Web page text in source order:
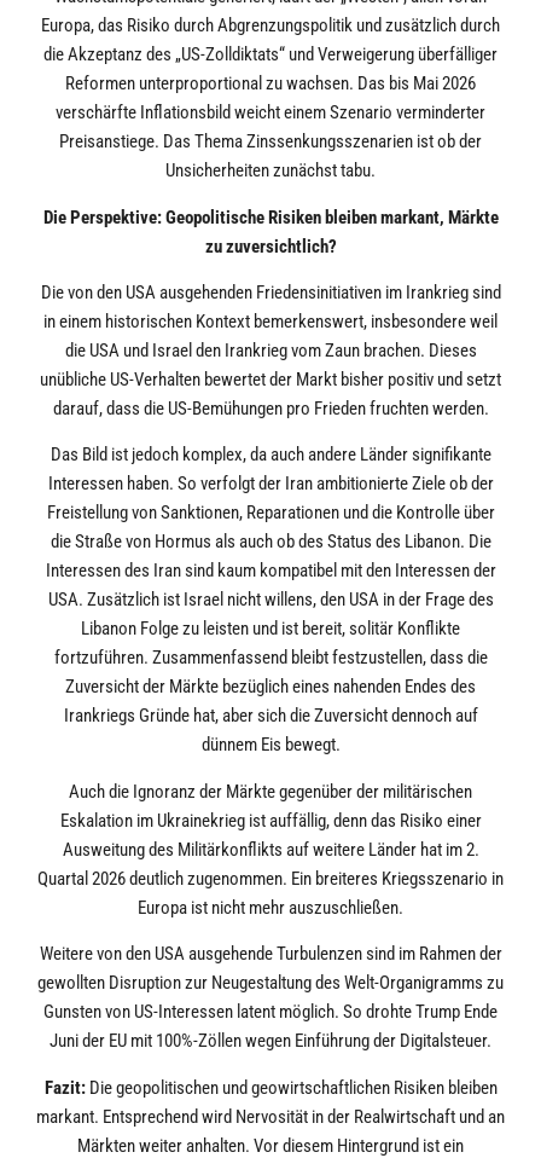
Europa, das Risiko durch Abgrenzungspolitik und zusätzlich durch
die Akzeptanz des „US-Zolldiktats“ und Verweigerung überfälliger
Reformen unterproportional zu wachsen. Das bis Mai 2026
verschärfte Inflationsbild weicht einem Szenario verminderter
Preisanstiege. Das Thema Zinssenkungsszenarien ist ob der
Unsicherheiten zunächst tabu.
Die Perspektive: Geopolitische Risiken bleiben markant, Märkte
zu zuversichtlich?
Die von den USA ausgehenden Friedensinitiativen im Irankrieg sind
in einem historischen Kontext bemerkenswert, insbesondere weil
die USA und Israel den Irankrieg vom Zaun brachen. Dieses
unübliche US-Verhalten bewertet der Markt bisher positiv und setzt
darauf, dass die US-Bemühungen pro Frieden fruchten werden.
Das Bild ist jedoch komplex, da auch andere Länder signifikante
Interessen haben. So verfolgt der Iran ambitionierte Ziele ob der
Freistellung von Sanktionen, Reparationen und die Kontrolle über
die Straße von Hormus als auch ob des Status des Libanon. Die
Interessen des Iran sind kaum kompatibel mit den Interessen der
USA. Zusätzlich ist Israel nicht willens, den USA in der Frage des
Libanon Folge zu leisten und ist bereit, solitär Konflikte
fortzuführen. Zusammenfassend bleibt festzustellen, dass die
Zuversicht der Märkte bezüglich eines nahenden Endes des
Irankriegs Gründe hat, aber sich die Zuversicht dennoch auf
dünnem Eis bewegt.
Auch die Ignoranz der Märkte gegenüber der militärischen
Eskalation im Ukrainekrieg ist auffällig, denn das Risiko einer
Ausweitung des Militärkonflikts auf weitere Länder hat im 2.
Quartal 2026 deutlich zugenommen. Ein breiteres Kriegsszenario in
Europa ist nicht mehr auszuschließen.
Weitere von den USA ausgehende Turbulenzen sind im Rahmen der
gewollten Disruption zur Neugestaltung des Welt-Organigramms zu
Gunsten von US-Interessen latent möglich. So drohte Trump Ende
Juni der EU mit 100%-Zöllen wegen Einführung der Digitalsteuer.
Fazit:Die geopolitischen und geowirtschaftlichen Risiken bleiben
markant. Entsprechend wird Nervosität in der Realwirtschaft und an
Märkten weiter anhalten. Vor diesem Hintergrund ist ein